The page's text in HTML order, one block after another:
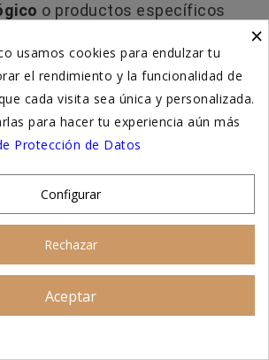
o productos específicos
la conjuntivitis en
michi. Pero
personalizado
×
usamos cookies para endulzar tu
el rendimiento y la funcionalidad de
cada visita sea única y personalizada.
para hacer tu experiencia aún más
Protección de Datos
Configurar
Rechazar
Aceptar